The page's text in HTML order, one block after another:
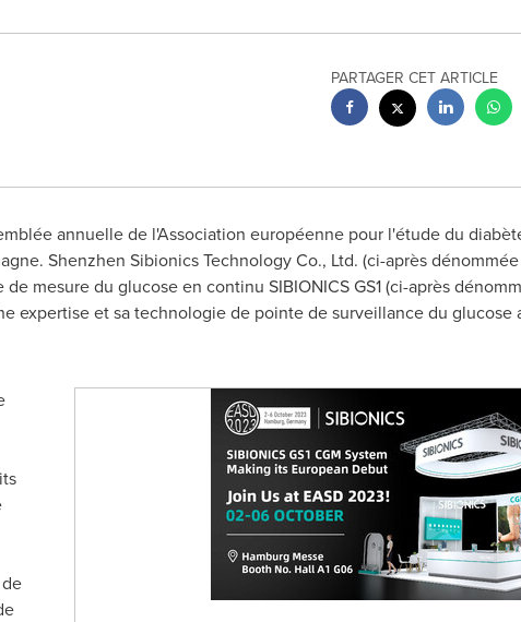
PARTAGER CET ARTICLE
annuelle de l'Association européenne pour l'étude du
Shenzhen Sibionics Technology Co., Ltd. (ci-après dénommée
mesure du glucose en continu SIBIONICS GS1 (ci-après
expertise et sa technologie de pointe de surveillance du glucose